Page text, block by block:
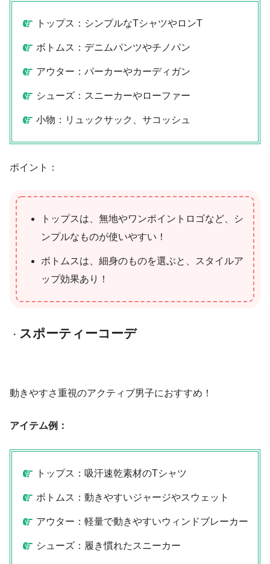
トップス：シンプルなTシャツやロンT
ボトムス：デニムパンツやチノパン
アウター：パーカーやカーディガン
シューズ：スニーカーやローファー
小物：リュックサック、サコッシュ
ポイント：
トップスは、無地やワンポイントロゴなど、シ
ンプルなものが使いやすい！
ボトムスは、細身のものを選ぶと、スタイルア
ップ効果あり！
・ スポーティーコーデ
動きやすさ重視のアクティブ男子におすすめ！
アイテム例：
トップス：吸汗速乾素材のTシャツ
ボトムス：動きやすいジャージやスウェット
アウター：軽量で動きやすいウィンドブレーカー
シューズ：履き慣れたスニーカー